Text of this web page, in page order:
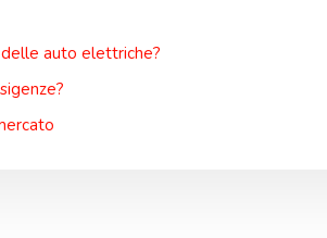
auto elettriche?